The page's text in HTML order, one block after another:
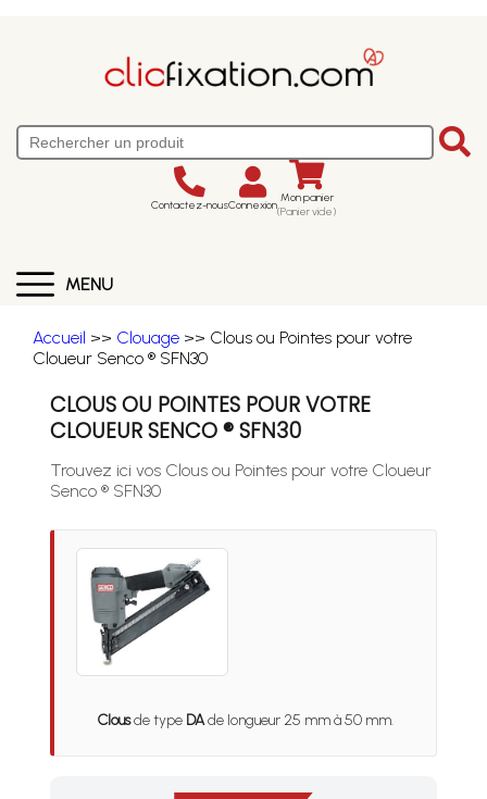
Contactez-nousConnexion Mon panier
(Panier vide)
MENU
Accueil >> Clouage >> Clous ou Pointes pour votre
Cloueur Senco ® SFN30
CLOUS OU POINTES POUR VOTRE
CLOUEUR SENCO ® SFN30
Trouvez ici vos Clous ou Pointes pour votre Cloueur
Senco ® SFN30
Clousde type DAde longueur 25 mm à 50 mm.